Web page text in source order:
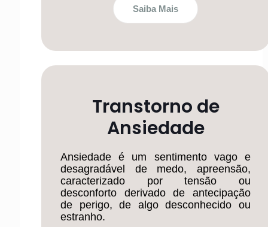
Saiba Mais
Transtorno de
Ansiedade
Ansiedade é um sentimento vago e
desagradável de medo, apreensão,
caracterizado por tensão ou
desconforto derivado de antecipação
de perigo, de algo desconhecido ou
estranho.